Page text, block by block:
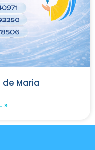
de Maria
»